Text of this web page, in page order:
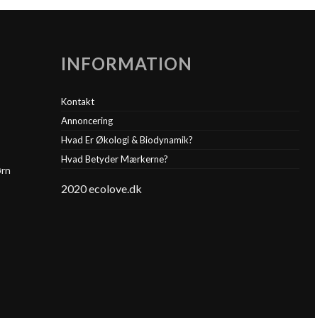
INFORMATION
Kontakt
Annoncering
Hvad Er Økologi & Biodynamik?
Hvad Betyder Mærkerne?
2020 ecolove.dk